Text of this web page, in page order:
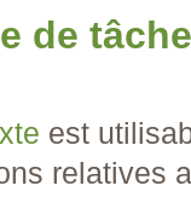
de
est
relatives